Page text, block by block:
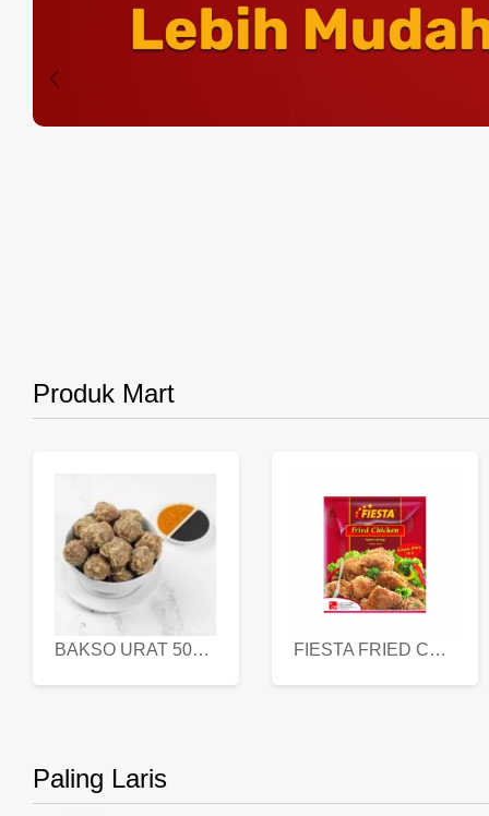
Produk Mart
BAKSO URAT 500 GR FIESTA FRIED CHICKEN 500 GR
Paling Laris